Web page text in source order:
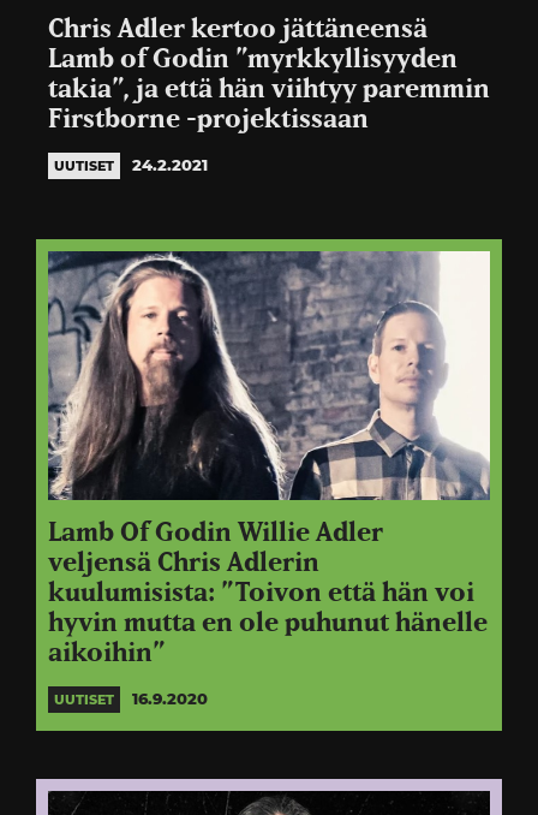
Chris Adler kertoo jättäneensä
Lamb of Godin ”myrkkyllisyyden
takia”, ja että hän viihtyy paremmin
Firstborne -projektissaan
UUTISET 24.2.2021
Lamb Of Godin Willie Adler
veljensä Chris Adlerin
kuulumisista: ”Toivon että hän voi
hyvin mutta en ole puhunut hänelle
aikoihin”
UUTISET 16.9.2020